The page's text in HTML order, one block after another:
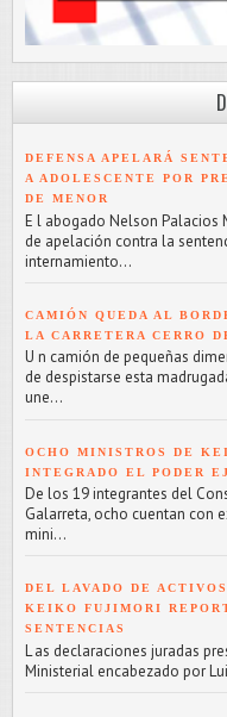
DEFENSA APELARÁ
A ADOLESCENTE POR
DE MENOR
E l abogado Nelson Palacios
de apelación contra la
internamiento...
CAMIÓN QUEDA AL
LA CARRETERA CERRO
U n camión de pequeñas
de despistarse esta
une...
OCHO MINISTROS DE
INTEGRADO EL PODER
De los 19 integrantes del
Galarreta, ocho cuentan con
mini...
DEL LAVADO DE
KEIKO FUJIMORI
SENTENCIAS
L as declaraciones juradas
Ministerial encabezado por